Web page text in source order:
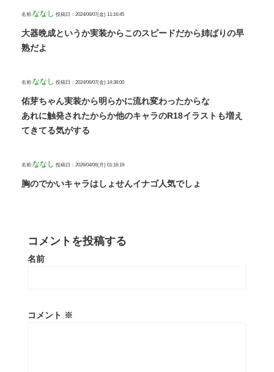
名前:ななし 投稿日：2024/06/07(金) 11:16:45
大器晩成というか実装からこのスピードだから姉ばりの早
熟だよ
名前:ななし 投稿日：2024/06/07(金) 14:38:00
佑芽ちゃん実装から明らかに流れ変わったからな
あれに触発されたからか他のキャラのR18イラストも増え
てきてる気がする
名前:ななし 投稿日：2026/04/06(月) 01:16:19
胸のでかいキャラはしょせんイナゴ人気でしょ
コメントを投稿する
名前
コメント ※